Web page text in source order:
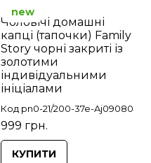
Чоловічі домашні
капці (тапочки) Family
Story чорні закриті із
золотими
індивідуальними
ініціалами
Код pn0-21/200-37e-Aj09080
999 грн.
new
КУПИТИ